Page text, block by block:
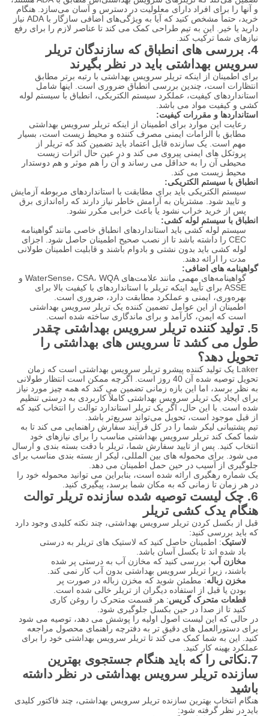
و آنها را برای افراد دارای معلولیت در دسترس و آسان می‌سازد. هنگام
خرید، حتماً مشخص کنید که آیا به ویژگی‌های اضافی سازگار با ADA نیاز
دارید یا خیر. این به تیم طراحی کمک می کند تا عناصر لازم را برای رفع
نیازهای شما ترکیب کند.
4. بررسی های انطباق که سازندگان تریلر
سرویس بهداشتی باید در نظر بگیرند
برای اطمینان از اینکه تریلر سرویس بهداشتی با رتبه برتر مطابق
انتظارات است، چندین بررسی انطباق ضروری است. اینها شامل
استانداردهای کیفیت، عملکرد سیستم الکتریکی، انطباق با سیستم لوله
کشی و کیفیت مواد می باشد.
استانداردها و مقررات کیفیت:
رعایت این موارد برای اطمینان از اینکه تریلر سرویس بهداشتی
مطابق با الزامات ایمنی مصرف کننده و محیط زیست است، بسیار
مهم است. یک سازنده قابل اعتماد باید تضمین کند که تریلر از
پروتکل های ایمنی پیروی می کند و در عین حال اثرات زیست
محیطی آن را به حداقل می رساند و آن را هم موثر و هم دوستدار
محیط زیست می کند.
انطباق با سیستم الکتریکی:
سیستم الکتریکی باید برای مطابقت با استانداردهای مربوطه آزمایش
و تایید شود. مشتریان به آرامش خاطر نیاز دارند که راه‌اندازی برق
پس از خرید خراب نشود یا باعث خرابی مکرر نشود.
انطباق با سیستم لوله کشی:
سیستم لوله کشی باید استانداردهای انطباق خاصی مانند گواهینامه
CEC را داشته باشد تا از نصب صحیح اطمینان حاصل شود. اجزای
لوله کشی باید بدون نشتی و بادوام باشند و قابلیت اطمینان طولانی
مدت را ارائه دهند.
گواهینامه های اضافی:
گواهینامه‌های مهمی مانند علامت‌های WaterSense، CSA، WQA و
ASSE برای تأیید اینکه تریلر با استانداردهای با کیفیت بالا برای
بهره‌وری، ایمنی و عملکرد مطابقت دارد، ضروری است.
اطمینان از این عوامل تضمین کننده یک تریلر سرویس بهداشتی
است که ایمن، کارآمد و برای ماندگاری ساخته شده است.
5. تولید کننده تریلر سرویس بهداشتی چقدر
طول می کشد تا سرویس های بهداشتی را
تحویل دهد؟
Laker یک تولید کننده پیشرو تریلر سرویس بهداشتی است که زمان
تحویل توصیه شده آن 40 روز است. اگرچه ممکن است انتظار طولانی
به نظر برسد، اما این بازه زمانی تضمین می کند که همه چیز مورد نیاز
برای ایجاد یک تریلر سرویس بهداشتی کاملاً کاربردی به درستی تنظیم
شده است. با این حال، اگر یک تریلر استاندارد توالت را انتخاب کنید که
از قبل موجود است، تحویل می‌تواند سریع‌تر باشد.
تیم پشتیبانی لیکر شما را در کل فرآیند سفارش راهنمایی می کند تا به
شما کمک کند تریلر سرویس بهداشتی مناسب را برای نیازهای خود
انتخاب کنید. پس از تایید سفارش شما، تریلر با دقت بسته بندی و ارسال
می شود. برای محموله های بین المللی، لیکر از بسته بندی مناسب برای
جلوگیری از آسیب در حین حمل اطمینان می دهد.
یک شماره رهگیری ارائه شده است، بنابراین می توانید محموله خود را
در هر زمان تا زمانی که به مکان شما برسد، پیگیری کنید.
6. چک لیست توصیه شده سازنده تریلر توالت
هنگام یدک کشی تریلر
قبل از بکسل کردن تریلر سرویس بهداشتی، چند نکته کلیدی وجود دارد
که باید بررسی کنید:
لاستیک: اطمینان حاصل کنید که لاستیک های تریلر به درستی
باد شده اند تا بکسل آسان باشد.
مخازن آب: بررسی کنید که مخازن آب به درستی پر شده
باشند، زیرا تریلر سرویس بهداشتی بدون آب کار نمی کند.
مخزن زباله: مطمئن شوید که مخزن زباله در صورت پر
بودن یا قبل از استفاده دیگران از تریلر خالی شده است.
قطعات متحرک گریس: هر قسمت متحرک را روغن کاری
کنید تا از صدا در حین بکسل جلوگیری شود.
در حالی که این لیست اصول اولیه را پوشش می دهد، توصیه می شود
برای دستورالعمل های دقیق تر به دفترچه راهنمای محصول مراجعه
کنید. این به شما کمک می کند تا تریلر سرویس بهداشتی خود را برای
عملکرد بهینه کار کنید.
7. نکاتی را که باید هنگام جستجوی بهترین
سازنده تریلر سرویس بهداشتی در نظر داشته
باشید
هنگام انتخاب بهترین سازنده تریلر سرویس بهداشتی، چند فاکتور کلیدی
باید در نظر گرفته شود: